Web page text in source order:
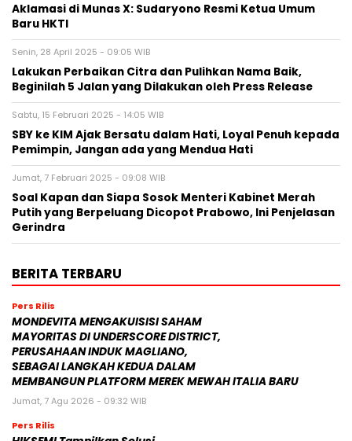
Aklamasi di Munas X: Sudaryono Resmi Ketua Umum
Baru HKTI
Senin, 28 April 2025 - 09:05 WIB
Lakukan Perbaikan Citra dan Pulihkan Nama Baik,
Beginilah 5 Jalan yang Dilakukan oleh Press Release
Sabtu, 15 Februari 2025 - 14:05 WIB
SBY ke KIM Ajak Bersatu dalam Hati, Loyal Penuh kepada
Pemimpin, Jangan ada yang Mendua Hati
Jumat, 7 Februari 2025 - 09:08 WIB
Soal Kapan dan Siapa Sosok Menteri Kabinet Merah
Putih yang Berpeluang Dicopot Prabowo, Ini Penjelasan
Gerindra
BERITA TERBARU
Pers Rilis
MONDEVITA MENGAKUISISI SAHAM
MAYORITAS DI UNDERSCORE DISTRICT,
PERUSAHAAN INDUK MAGLIANO,
SEBAGAI LANGKAH KEDUA DALAM
MEMBANGUN PLATFORM MEREK MEWAH ITALIA BARU
Jumat, 7 Agu 2026 - 09:32 WIB
Pers Rilis